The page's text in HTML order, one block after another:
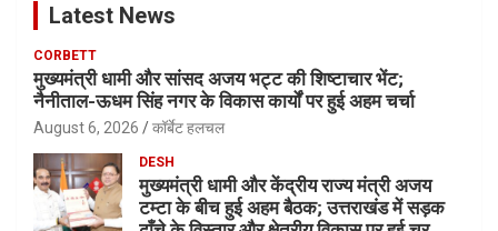
Latest News
CORBETT
मुख्यमंत्री धामी और सांसद अजय भट्ट की शिष्टाचार भेंट;
नैनीताल-ऊधम सिंह नगर के विकास कार्यों पर हुई अहम चर्चा
August 6, 2026 कॉर्बेट हलचल
DESH
मुख्यमंत्री धामी और केंद्रीय राज्य मंत्री अजय
टम्टा के बीच हुई अहम बैठक; उत्तराखंड में सड़क